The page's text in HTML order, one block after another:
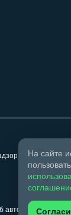
авторском праве
На сайте